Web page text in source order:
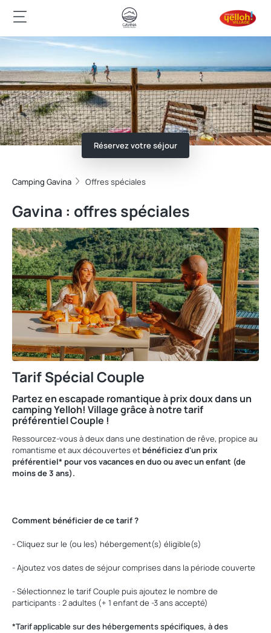
Réservez votre séjour
Camping Gavina Offres spéciales
Gavina : offres spéciales
Tarif Spécial Couple
Partez en escapade romantique à prix doux dans un
camping Yelloh! Village grâce à notre tarif
préférentiel Couple !
Ressourcez-vous à deux dans une destination de rêve, propice au
romantisme et aux découvertes et bénéficiez d'un prix
préférentiel* pour vos vacances en duo ou avec un enfant (de
moins de 3 ans).
Comment bénéficier de ce tarif ?
- Cliquez sur le (ou les) hébergement(s) éligible(s)
- Ajoutez vos dates de séjour comprises dans la période couverte
- Sélectionnez le tarif Couple puis ajoutez le nombre de
participants : 2 adultes (+ 1 enfant de -3 ans accepté)
*Tarif applicable sur des hébergements spécifiques, à des